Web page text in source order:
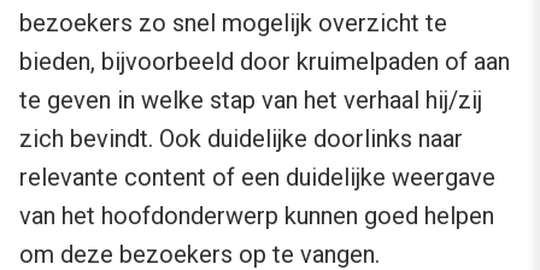
bezoekers zo snel mogelijk overzicht te
bieden, bijvoorbeeld door kruimelpaden of aan
te geven in welke stap van het verhaal hij/zij
zich bevindt. Ook duidelijke doorlinks naar
relevante content of een duidelijke weergave
van het hoofdonderwerp kunnen goed helpen
om deze bezoekers op te vangen.